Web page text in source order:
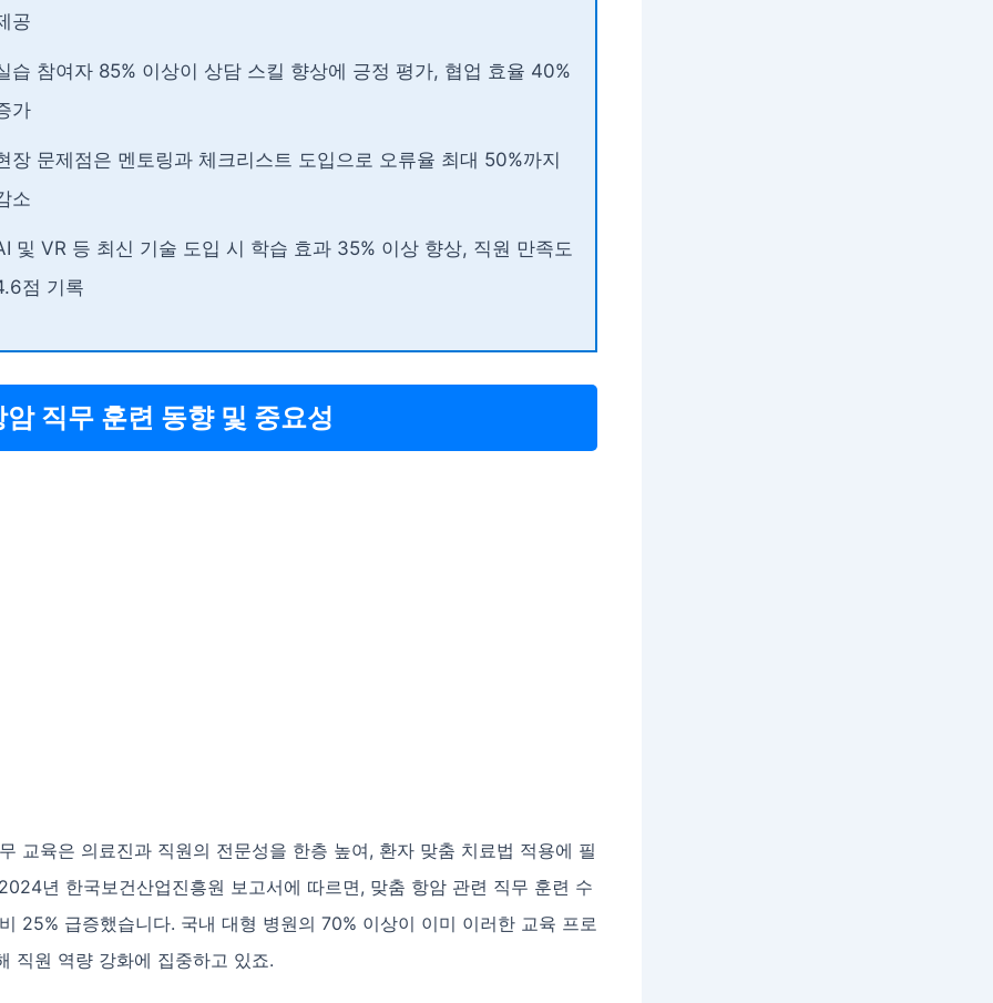
공
습 참여자 85% 이상이 상담 스킬 향상에 긍정 평가, 협업 효율 40%
가
장 문제점은 멘토링과 체크리스트 도입으로 오류율 최대 50%까지
소
및 VR 등 최신 기술 도입 시 학습 효과 35% 이상 향상, 직원 만족도
점 기록
직무 훈련 동향 및 중요성
교육은 의료진과 직원의 전문성을 한층 높여, 환자 맞춤 치료법 적용에 필
년 한국보건산업진흥원 보고서에 따르면, 맞춤 항암 관련 직무 훈련 수
25% 급증했습니다. 국내 대형 병원의 70% 이상이 이미 이러한 교육 프로
직원 역량 강화에 집중하고 있죠.